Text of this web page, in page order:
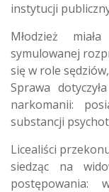
instytucji
Młodzież
symulowanej
się w role
Sprawa
narkomanii:
substancji
Licealiści
siedząc na
postępowania: